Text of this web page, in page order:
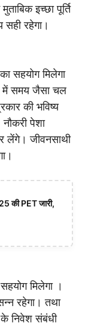
इच्छा पूर्ति
रहेगा।
सहयोग मिलेगा
में समय जैसा चल
की भविष्य
पेशा
लेंगे। जीवनसाथी
की PET जारी,
मिलेगा ।
रहेगा। तथा
के निवेश संबंधी